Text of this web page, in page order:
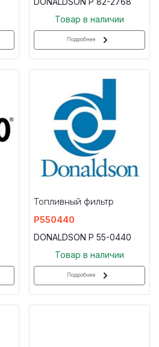
Товар в наличии
Подробнее
Топливный фильтр
P550440
DONALDSON P 55-0440
Товар в наличии
Подробнее